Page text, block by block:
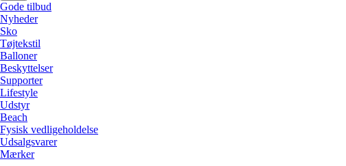
Gode tilbud
Nyheder
Sko
Tøjtekstil
Balloner
Beskyttelser
Supporter
Lifestyle
Udstyr
Beach
Fysisk vedligeholdelse
Udsalgsvarer
Mærker